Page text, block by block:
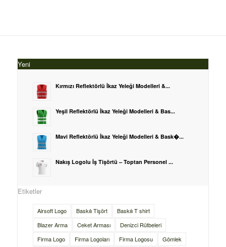
Yeni
Kırmızı Reflektörlü İkaz Yeleği Modelleri &...
Yeşil Reflektörlü İkaz Yeleği Modelleri & Bas...
Mavi Reflektörlü İkaz Yeleği Modelleri & Bask�...
Nakış Logolu İş Tişörtü – Toptan Personel ...
Etiketler
Airsoft Logo Baskılı Tişört
Baskılı T shirt
Blazer Arma
Ceket Arması
Denizci Rütbeleri
Firma Logo
Firma Logoları Firma Logosu
Gömlek